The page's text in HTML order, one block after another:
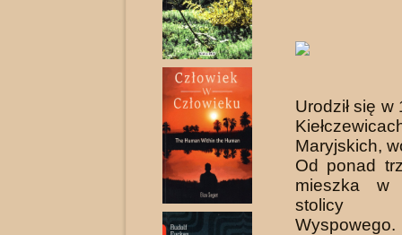
Urodził się
Maryjskich,
Od ponad
mieszka w
stolicy